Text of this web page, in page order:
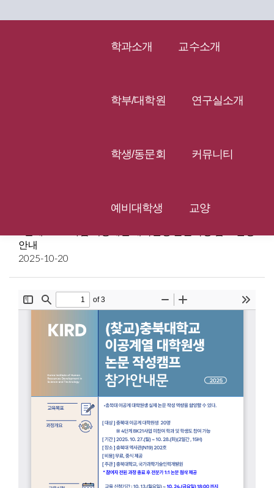
학과소개 교수소개
학부/대학원 연구실소개
학생/동문회 커뮤니티
예비대학생 교양
안내
2025-10-20